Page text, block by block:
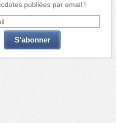
publiées par email !